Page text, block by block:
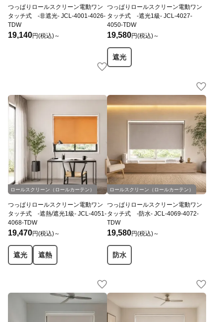
つっぱりロールスクリーン電動ワン
タッチ式 -非遮光- JCL-4001-4026-
TDW
19,140円(税込)～
つっぱりロールスクリーン電動ワン
タッチ式 -遮光1級- JCL-4027-
4050-TDW
19,580円(税込)～
遮光
ロールスクリーン（ロールカーテン）
つっぱりロールスクリーン電動ワン
タッチ式 -遮熱/遮光1級- JCL-4051-
4068-TDW
19,470円(税込)～
遮光 遮熱
ロールスクリーン（ロールカーテン）
つっぱりロールスクリーン電動ワン
タッチ式 -防水- JCL-4069-4072-
TDW
19,580円(税込)～
防水